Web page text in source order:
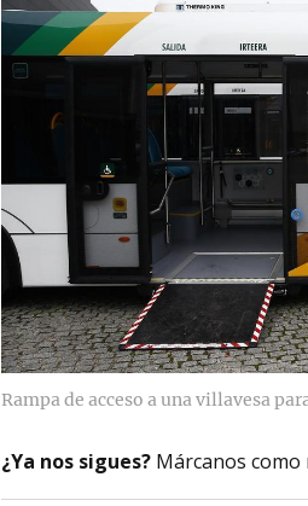
Rampa de acceso a una villavesa
¿Ya nos sigues? Márcanos